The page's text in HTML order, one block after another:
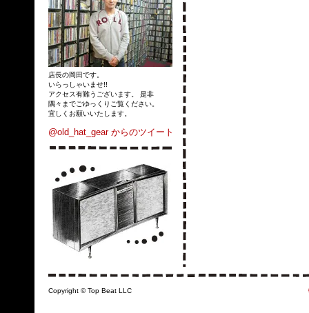
店長の岡田です。
いらっしゃいませ!!
アクセス有難うございます。 是非
隅々までごゆっくりご覧ください。
宜しくお願いいたします。
@old_hat_gear からのツイート
Copyright © Top Beat LLC